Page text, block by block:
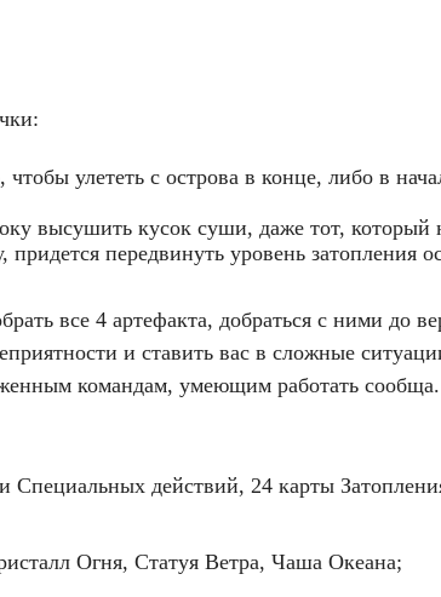
чтобы улететь с острова в конце, либо в
высушить кусок суши, даже тот,
передвинуть уровень затопления
все 4 артефакта, добраться с ними до
и ставить вас в сложные
командам, умеющим работать сообща.
Специальных действий, 24 карты
Огня, Статуя Ветра, Чаша Океана;